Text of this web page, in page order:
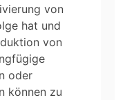
von
hat und
von
oder
können zu